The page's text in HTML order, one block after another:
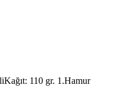
110 gr. 1.Hamur